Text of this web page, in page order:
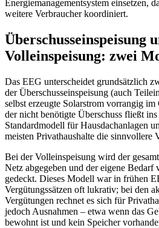
Energiemanagementsystem einsetzen,
weitere Verbraucher koordiniert.
Überschusseinspeisung
Volleinspeisung: zwei
Das EEG unterscheidet grundsätzlich
der Überschusseinspeisung (auch
selbst erzeugte Solarstrom vorrangig
der nicht benötigte Überschuss fließt
Standardmodell für Hausdachanlagen
meisten Privathaushalte die sinnvollere
Bei der Volleinspeisung wird der
Netz abgegeben und der eigene Bedarf
gedeckt. Dieses Modell war in frühen
Vergütungssätzen oft lukrativ; bei den
Vergütungen rechnet es sich für
jedoch Ausnahmen – etwa wenn das
bewohnt ist und kein Speicher